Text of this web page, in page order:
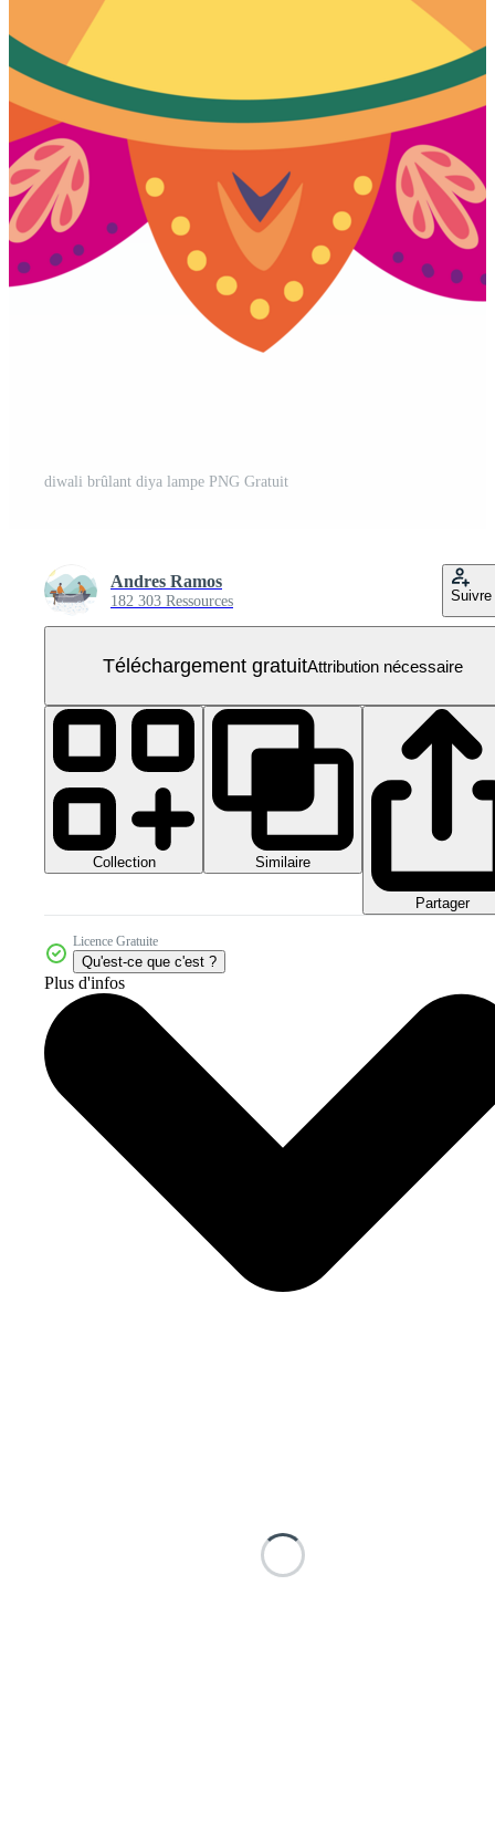
diwali brûlant diya lampe PNG Gratuit
Andres Ramos
182 303 Ressources Suivre
Téléchargement gratuitAttribution nécessaire
Collection Similaire
Partager
Licence Gratuite
Qu'est-ce que c'est ?
Plus d'infos